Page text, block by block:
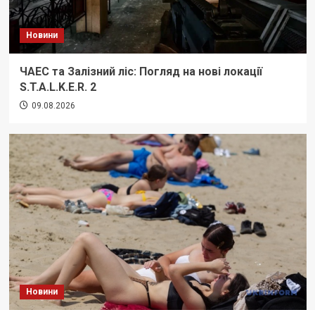
Новини
ЧАЕС та Залізний ліс: Погляд на нові локації
S.T.A.L.K.E.R. 2
09.08.2026
Новини